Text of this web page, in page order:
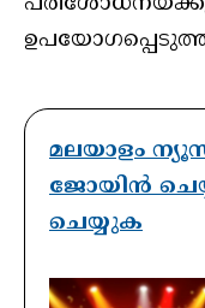
മലയാളം
ജോയിൻ
ചെയ്യുക